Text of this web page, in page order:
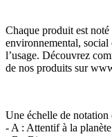
Chaque produit est
environnemental, social
l’usage. Découvrez
de nos produits sur
Une échelle de notation
- A : Attentif à la